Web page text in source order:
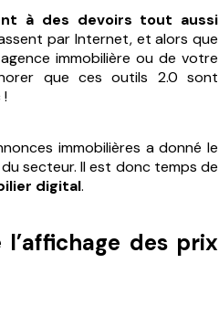
à des devoirs tout aussi
par Internet, et alors que
immobilière ou de votre
que ces outils 2.0 sont
!
immobilières a donné le
secteur. Il est donc temps de
digital.
des prix